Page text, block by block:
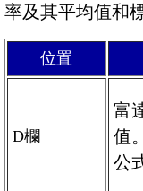
率及其平均值和
位置
D欄
富
值。
公